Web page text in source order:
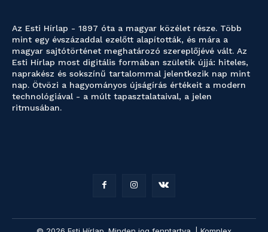
Az Esti Hírlap - 1897 óta a magyar közélet része. Több
mint egy évszázaddal ezelőtt alapították, és mára a
magyar sajtótörténet meghatározó szereplőjévé vált. Az
Esti Hírlap most digitális formában születik újjá: hiteles,
naprakész és sokszínű tartalommal jelentkezik nap mint
nap. Ötvözi a hagyományos újságírás értékeit a modern
technológiával - a múlt tapasztalataival, a jelen
ritmusában.